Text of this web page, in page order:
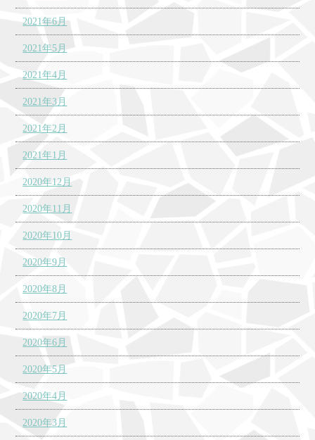
2021年6月
2021年5月
2021年4月
2021年3月
2021年2月
2021年1月
2020年12月
2020年11月
2020年10月
2020年9月
2020年8月
2020年7月
2020年6月
2020年5月
2020年4月
2020年3月